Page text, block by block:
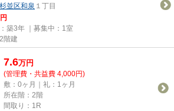
杉並区和泉 １丁目
築3年 ｜募集中： 1室
階建
7.6万円
(管理費・共益費 4,000円)
敷：0ヶ月｜礼：1ヶ月
所在階：2階
間取り：1R